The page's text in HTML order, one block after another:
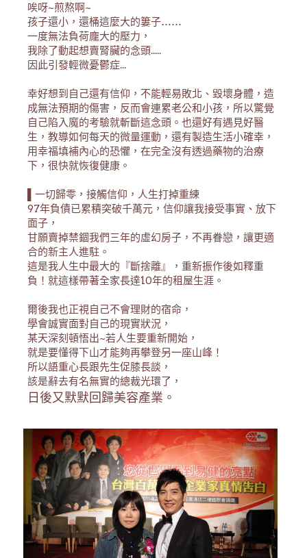
唉呀~煎熬啊~
孩子還小，還桶這麼大的簍子……
一度無法負荷龐大的壓力，
我除了動起想賣腎臟的念頭.....
因此引發輕微憂鬱症...
幸好想到自己還有信仰，不能輕易敗北、毀壞身體，造
成無法預期的傷害，反而會連累老公和小孩，所以驚覺
自己陷入魔的考驗就斬斷這念頭。也還好有遇見好醫
生，教導如何每天的微量運動，還有製造生活小確幸，
用幸福填補內心的恐懼，在完全沒有透過藥物的治療
下，很快就恢復健康。
▌一切歸零，接觸信仰，人生打掉重練
97年負債已累積突破千萬元，信仰讓我接受事實、放下
面子，
甘願賣掉禁錮我們三年的虛幻房子，不再眷戀，讓更適
合的新主人進駐。
這是我人生中最大的『斷捨離』，重新振作後如釋重
負！就這樣帶著全家長達10年的租屋生涯。
爾後我也正視自己不會理財的宿命，
學會誠實面對自己的現實狀況，
某天深刻頓悟出~若人生要重新開始，
就是要懂得下山才能夠再攀登另一座山峰！
所以語重心長跟先生促膝長談，
該是辭去有名無實的總裁光環了，
日後又默默回歸美容產業。